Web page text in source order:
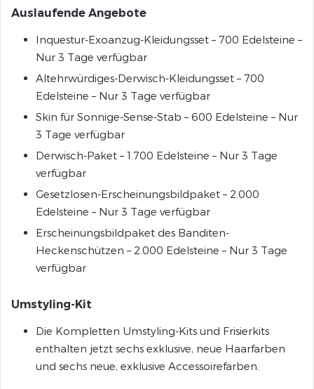
Auslaufende Angebote
Inquestur-Exoanzug-Kleidungsset – 700 Edelsteine –
Nur 3 Tage verfügbar
Altehrwürdiges-Derwisch-Kleidungsset – 700
Edelsteine – Nur 3 Tage verfügbar
Skin für Sonnige-Sense-Stab – 600 Edelsteine – Nur
3 Tage verfügbar
Derwisch-Paket – 1.700 Edelsteine – Nur 3 Tage
verfügbar
Gesetzlosen-Erscheinungsbildpaket – 2.000
Edelsteine – Nur 3 Tage verfügbar
Erscheinungsbildpaket des Banditen-
Heckenschützen – 2.000 Edelsteine – Nur 3 Tage
verfügbar
Umstyling-Kit
Die Kompletten Umstyling-Kits und Frisierkits
enthalten jetzt sechs exklusive, neue Haarfarben
und sechs neue, exklusive Accessoirefarben.